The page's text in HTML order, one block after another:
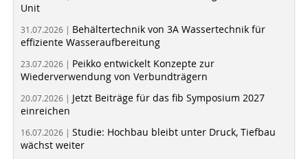
Unit
31.07.2026 | Behältertechnik von 3A Wassertechnik für
effiziente Wasseraufbereitung
23.07.2026 | Peikko entwickelt Konzepte zur
Wiederverwendung von Verbundträgern
20.07.2026 | Jetzt Beiträge für das fib Symposium 2027
einreichen
16.07.2026 | Studie: Hochbau bleibt unter Druck, Tiefbau
wächst weiter